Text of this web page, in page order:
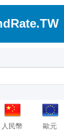
人民幣 歐元